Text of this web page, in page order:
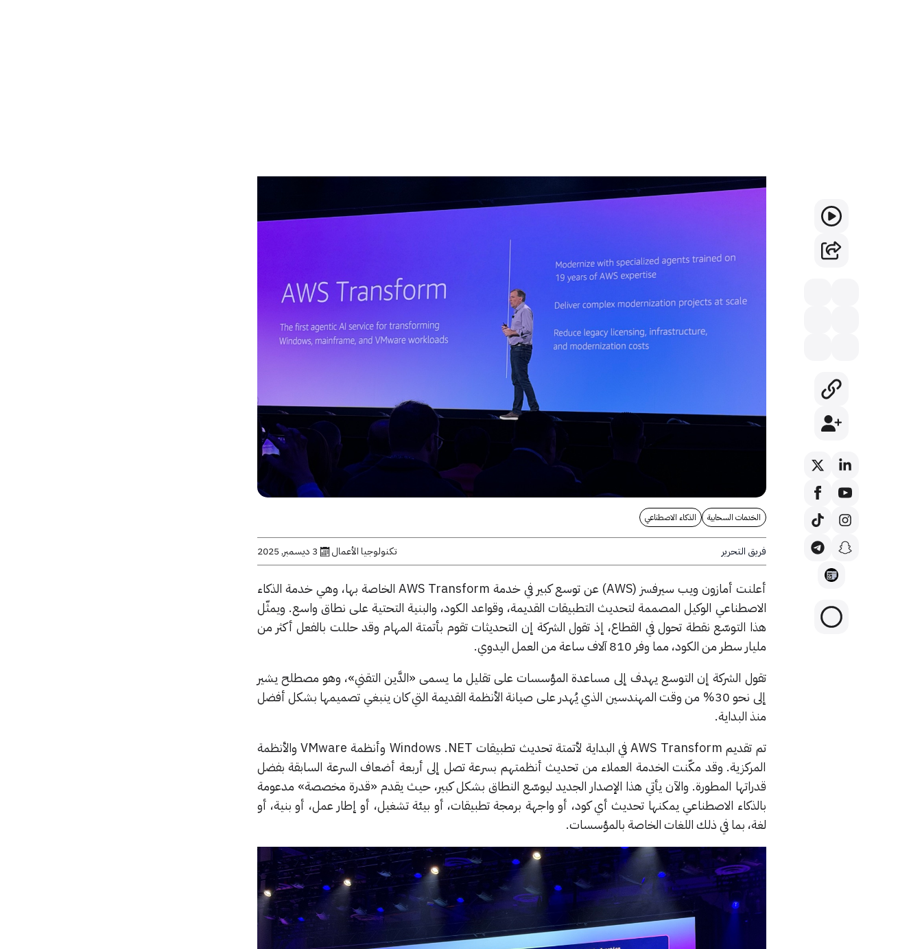
الخدمات السحابية الذكاء الاصطناعي
فريق التحرير تكنولوجيا الأعمال 3 ديسمبر, 2025
أعلنت أمازون ويب سيرفسز (AWS) عن توسع كبير في خدمة AWS Transform الخاصة بها، وهي خدمة الذكاء
الاصطناعي الوكيل المصممة لتحديث التطبيقات القديمة، وقواعد الكود، والبنية التحتية على نطاق واسع. ويمثّل
هذا التوسّع نقطة تحول في القطاع، إذ تقول الشركة إن التحديثات تقوم بأتمتة المهام وقد حللت بالفعل أكثر من
مليار سطر من الكود، مما وفر 810 آلاف ساعة من العمل اليدوي.
تقول الشركة إن التوسع يهدف إلى مساعدة المؤسسات على تقليل ما يسمى «الدَّين التقني»، وهو مصطلح يشير
إلى نحو 30% من وقت المهندسين الذي يُهدر على صيانة الأنظمة القديمة التي كان ينبغي تصميمها بشكل أفضل
منذ البداية.
تم تقديم AWS Transform في البداية لأتمتة تحديث تطبيقات Windows .NET وأنظمة VMware والأنظمة
المركزية. وقد مكّنت الخدمة العملاء من تحديث أنظمتهم بسرعة تصل إلى أربعة أضعاف السرعة السابقة بفضل
قدراتها المطورة. والآن يأتي هذا الإصدار الجديد ليوسّع النطاق بشكل كبير، حيث يقدم «قدرة مخصصة» مدعومة
بالذكاء الاصطناعي يمكنها تحديث أي كود، أو واجهة برمجة تطبيقات، أو بيئة تشغيل، أو إطار عمل، أو بنية، أو
لغة، بما في ذلك اللغات الخاصة بالمؤسسات.